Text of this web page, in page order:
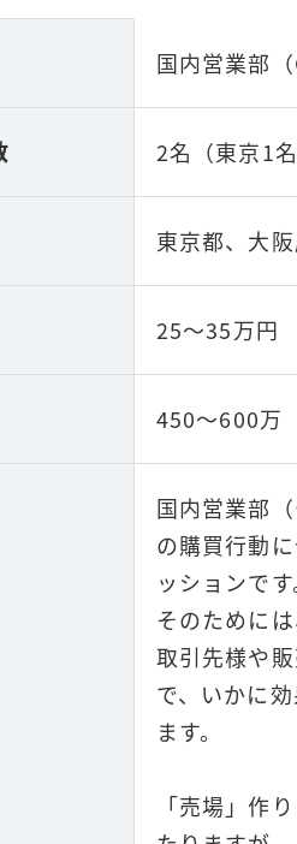
国内営業部
2名（東京1
東京都、大
25～35万円
450～600万
国内営業部
の購買行動
ッションで
そのために
取引先様や
で、いかに
ます。
「売場」作